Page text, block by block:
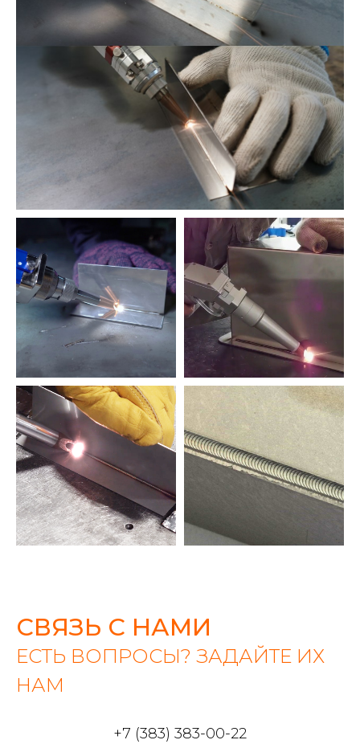
СВЯЗЬ С НАМИ
ЕСТЬ ВОПРОСЫ? ЗАДАЙТЕ ИХ
НАМ
+7 (383) 383-00-22